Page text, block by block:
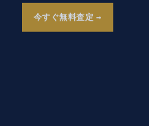
今すぐ無料査定